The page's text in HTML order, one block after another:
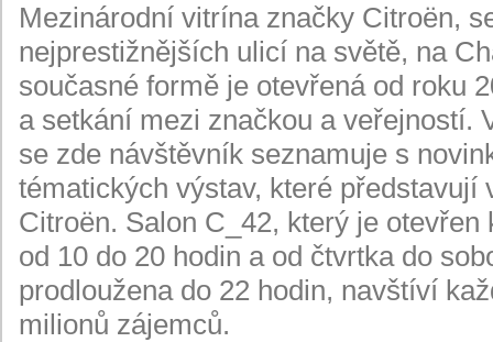
Mezinárodní vitrína značky Citroën,
nejprestižnějších ulicí na světě, na
současné formě je otevřená od roku
a setkání mezi značkou a veřejností.
se zde návštěvník seznamuje s
tématických výstav, které představují
Citroën. Salon C_42, který je
od 10 do 20 hodin a od čtvrtka do
prodloužena do 22 hodin, navštíví
milionů zájemců.